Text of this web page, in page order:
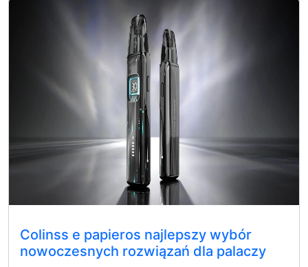
Colinss e papieros najlepszy wybór
nowoczesnych rozwiązań dla palaczy